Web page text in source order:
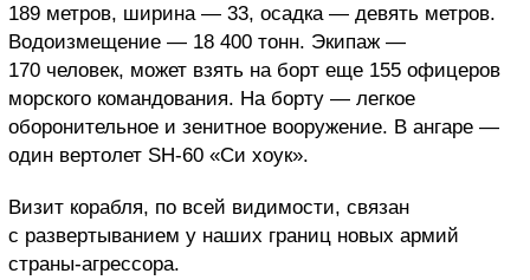
189 метров, ширина — 33, осадка — девять метров.
Водоизмещение — 18 400 тонн. Экипаж —
170 человек, может взять на борт еще 155 офицеров
морского командования. На борту — легкое
оборонительное и зенитное вооружение. В ангаре —
один вертолет SH-60 «Си хоук».
Визит корабля, по всей видимости, связан
с развертыванием у наших границ новых армий
страны-агрессора.